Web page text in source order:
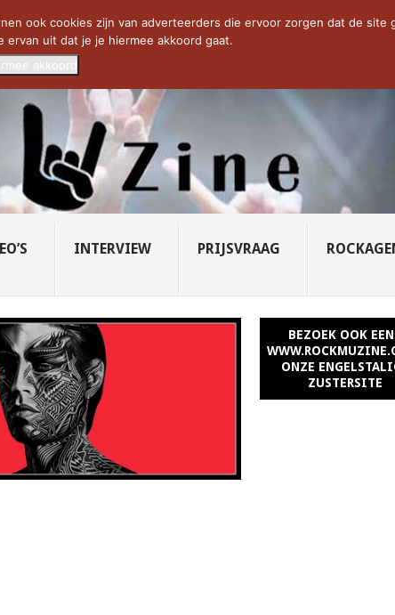
SAVATAGE KOMT TERUG IN 0... CD VAN DE WEEK: SLEEPING...
INTERVIEW PRIJSVRAAG
BEZOEK OOK
ONZE
ZUSTERSITE
ook cookies zijn van adverteerders die ervoor zorgen dat de site
uit dat je je hiermee akkoord gaat.
akkoord